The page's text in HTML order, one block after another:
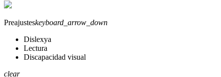
Preajusteskeyboard_arrow_down
Dislexya
Lectura
Discapacidad visual
clear